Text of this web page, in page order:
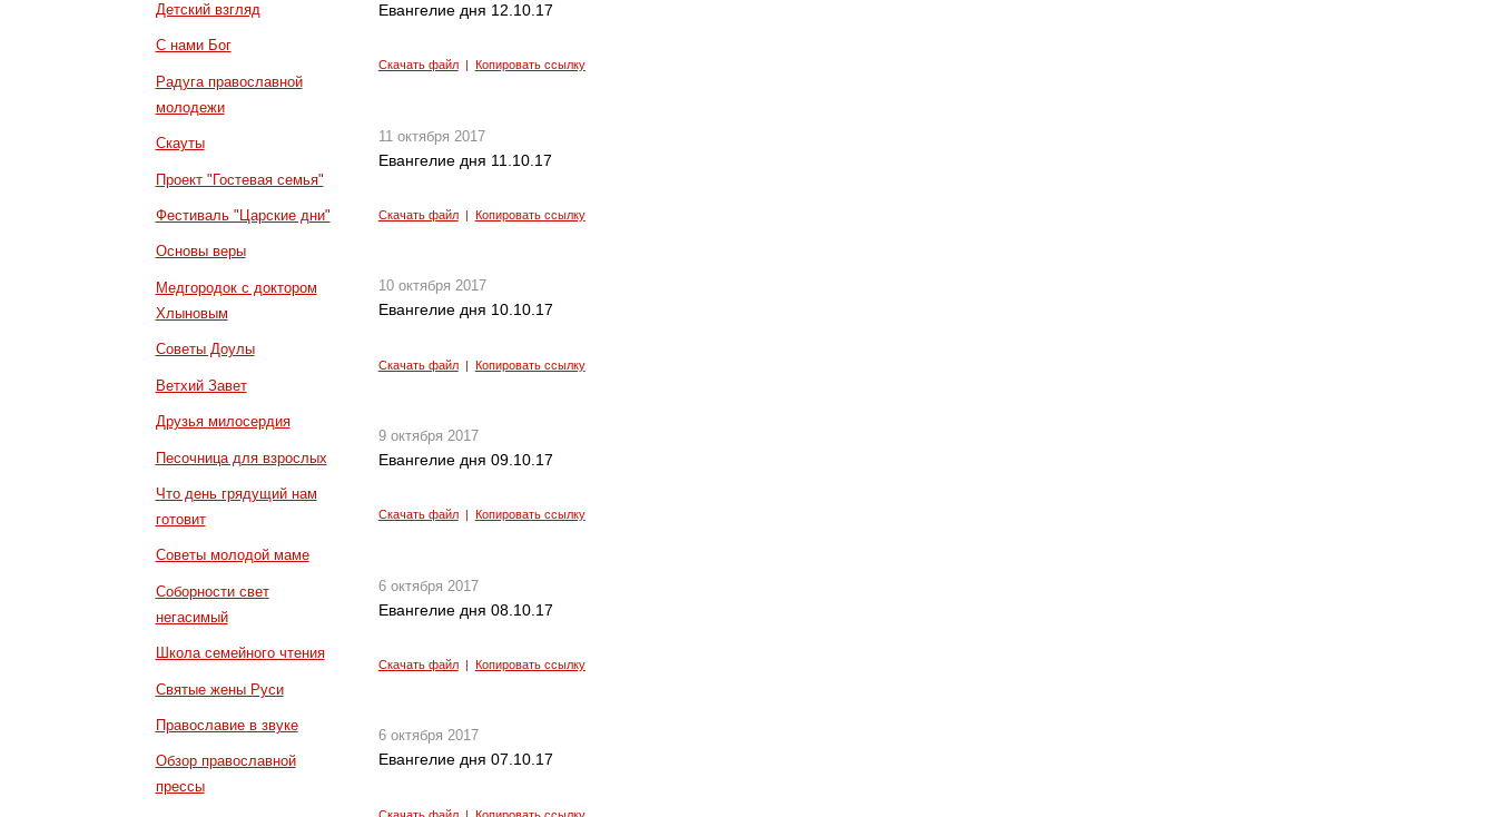
Детский взгляд
С нами Бог
Радуга православной
молодежи
Скауты
Проект "Гостевая семья"
Фестиваль "Царские дни"
Основы веры
Медгородок с доктором
Хлыновым
Советы Доулы
Ветхий Завет
Друзья милосердия
Песочница для взрослых
Что день грядущий нам
готовит
Советы молодой маме
Соборности свет
негасимый
Школа семейного чтения
Святые жены Руси
Православие в звуке
Обзор православной
прессы
Евангелие дня 12.10.17
Скачать файл| Копировать ссылку
11 октября 2017
Евангелие дня 11.10.17
Скачать файл| Копировать ссылку
10 октября 2017
Евангелие дня 10.10.17
Скачать файл| Копировать ссылку
9 октября 2017
Евангелие дня 09.10.17
Скачать файл| Копировать ссылку
6 октября 2017
Евангелие дня 08.10.17
Скачать файл| Копировать ссылку
6 октября 2017
Евангелие дня 07.10.17
Скачать файл| Копировать ссылку